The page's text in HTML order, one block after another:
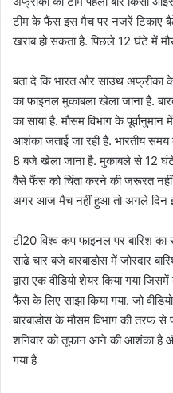
टीम के फैंस इस मैच पर नजरें टिकाए
खराब हो सकता है. पिछले 12 घंटे में
बता दे कि भारत और साउथ अफ्रीका
का फाइनल मुकाबला खेला जाना है.
का साया है. मौसम विभाग के
आशंका जताई जा रही है. भारतीय
8 बजे खेला जाना है. मुकाबले से 12
वैसे फैंस को चिंता करने की जरूरत नहीं
अगर आज मैच नहीं हुआ तो अगले दिन
टी20 विश्व कप फाइनल पर बारिश
साढे़ चार बजे बारबाडोस में जोरदार
द्वारा एक वीडियो शेयर किया गया
फैंस के लिए साझा किया गया. जो
बारबाडोस के मौसम विभाग की तरफ से
शनिवार को तूफान आने की आशंका है और
गया है